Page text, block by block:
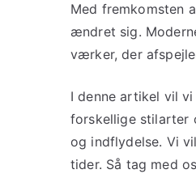
Med fremkomsten
ændret sig.
værker, der
I denne artikel vil
forskellige stilarter
og indflydelse. Vi
tider. Så tag med